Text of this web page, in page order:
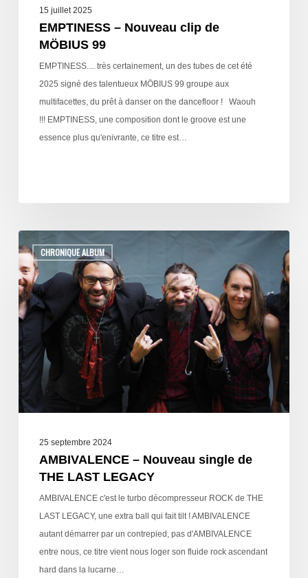
15 juillet 2025
EMPTINESS – Nouveau clip de
MÖBIUS 99
EMPTINESS.... très certainement, un des tubes de cet été
2025 signé des talentueux MÖBIUS 99 groupe aux
multifacettes, du prêt à danser on the dancefloor ! Waouh
!!! EMPTINESS, une composition dont le groove est une
essence plus qu'enivrante, ce titre est…
CHRONIQUE ALBUM
25 septembre 2024
AMBIVALENCE – Nouveau single de
THE LAST LEGACY
AMBIVALENCE c'est le turbo décompresseur ROCK de THE
LAST LEGACY, une extra ball qui fait tilt ! AMBIVALENCE
autant démarrer par un contrepied, pas d'AMBIVALENCE
entre nous, ce titre vient nous loger son fluide rock ascendant
hard dans la lucarne…